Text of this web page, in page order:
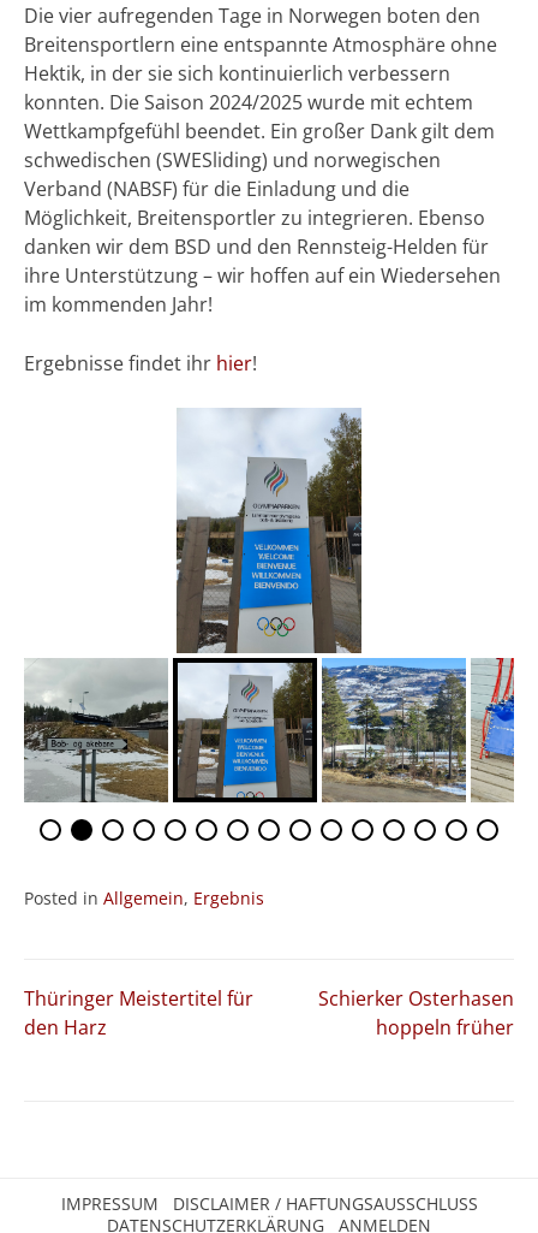
Die vier aufregenden Tage in Norwegen boten den
Breitensportlern eine entspannte Atmosphäre ohne
Hektik, in der sie sich kontinuierlich verbessern
konnten. Die Saison 2024/2025 wurde mit echtem
Wettkampfgefühl beendet. Ein großer Dank gilt dem
schwedischen (SWESliding) und norwegischen
Verband (NABSF) für die Einladung und die
Möglichkeit, Breitensportler zu integrieren. Ebenso
danken wir dem BSD und den Rennsteig-Helden für
ihre Unterstützung – wir hoffen auf ein Wiedersehen
im kommenden Jahr!
Ergebnisse findet ihr hier!
Posted in Allgemein, Ergebnis
Beitragsnavigation
Thüringer Meistertitel für
den Harz
Schierker Osterhasen
hoppeln früher
IMPRESSUM
DISCLAIMER / HAFTUNGSAUSSCHLUSS
DATENSCHUTZERKLÄRUNG
ANMELDEN